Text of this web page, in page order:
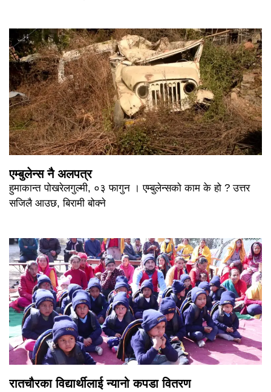
एम्बुलेन्स नै अलपत्र
हुमाकान्त पोखरेलगुल्मी, ०३ फागुन । एम्बुलेन्सको काम के हो ? उत्तर
सजिलै आउछ, बिरामी बोक्ने
रातचौरका विद्यार्थीलाई न्यानो कपडा वितरण